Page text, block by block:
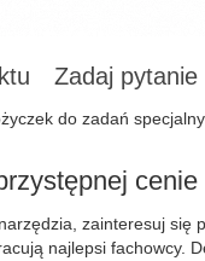
Zadaj pytanie
do zadań
cenie
zainteresuj się
najlepsi fachowcy.